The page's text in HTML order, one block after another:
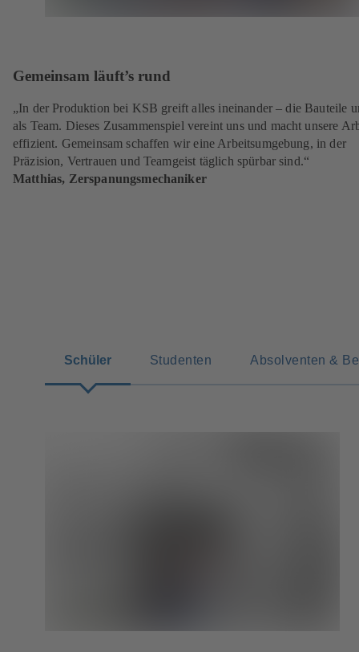
Gemeinsam läuft’s rund
„In der Produktion bei KSB greift alles ineinander – die Bauteile
als Team. Dieses Zusammenspiel vereint uns und macht unsere
effizient. Gemeinsam schaffen wir eine Arbeitsumgebung, in der
Präzision, Vertrauen und Teamgeist täglich spürbar sind.“
Matthias, Zerspanungsmechaniker
Schüler Studenten Absolventen &